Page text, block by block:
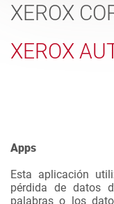
XEROX
XEROX
Apps
Esta aplicación
pérdida de datos
palabras o los